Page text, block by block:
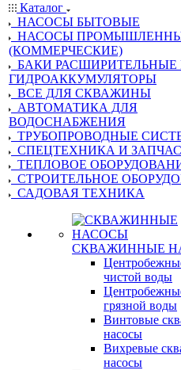
Каталог
НАСОСЫ БЫТОВЫЕ
НАСОСЫ
(КОММЕРЧЕСКИЕ)
БАКИ РАСШИРИТЕЛЬНЫЕ
ГИДРОАККУМУЛЯТОРЫ
ВСЕ ДЛЯ СКВАЖИНЫ
АВТОМАТИКА ДЛЯ
ВОДОСНАБЖЕНИЯ
ТРУБОПРОВОДНЫЕ
СПЕЦТЕХНИКА И
ТЕПЛОВОЕ
СТРОИТЕЛЬНОЕ
САДОВАЯ ТЕХНИКА
СКВАЖИННЫЕ
чистой воды
грязной воды
Винтовые
насосы
Вихревые
насосы